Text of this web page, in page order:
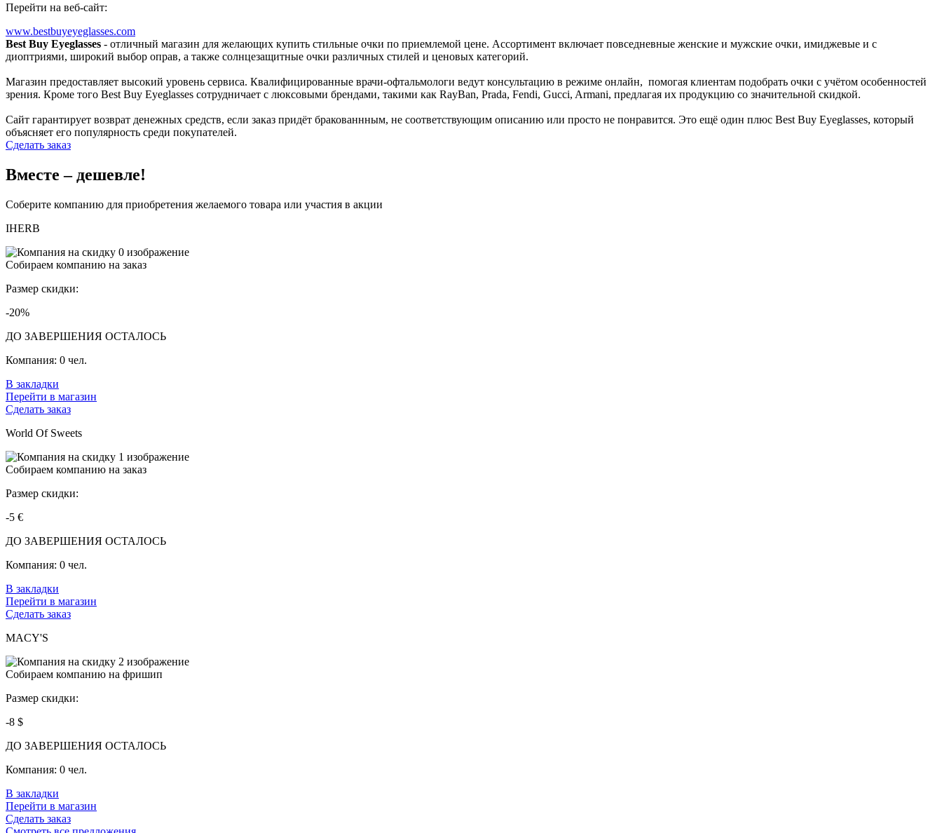
Перейти на веб-сайт:
www.bestbuyeyeglasses.com
Best Buy Eyeglasses - отличный магазин для желающих купить стильные очки по приемлемой цене. Ассортимент включает повседневные женские и мужские очки, имиджевые и с
диоптриями, широкий выбор оправ, а также солнцезащитные очки различных стилей и ценовых категорий.
Магазин предоставляет высокий уровень сервиса. Квалифицированные врачи-офтальмологи ведут консультацию в режиме онлайн, помогая клиентам подобрать очки с учётом особенностей
зрения. Кроме того Best Buy Eyeglasses сотрудничает с люксовыми брендами, такими как RayBan, Prada, Fendi, Gucci, Armani, предлагая их продукцию со значительной скидкой.
Сайт гарантирует возврат денежных средств, если заказ придёт бракованнным, не соответствующим описанию или просто не понравится. Это ещё один плюс Best Buy Eyeglasses, который
объясняет его популярность среди покупателей.
Сделать заказ
Вместе – дешевле!
Соберите компанию для приобретения желаемого товара или участия в акции
IHERB
Собираем компанию на заказ
Размер скидки:
-20%
ДО ЗАВЕРШЕНИЯ ОСТАЛОСЬ
Компания: 0 чел.
В закладки
Перейти в магазин
Сделать заказ
World Of Sweets
Собираем компанию на заказ
Размер скидки:
-5 €
ДО ЗАВЕРШЕНИЯ ОСТАЛОСЬ
Компания: 0 чел.
В закладки
Перейти в магазин
Сделать заказ
MACY'S
Собираем компанию на фришип
Размер скидки:
-8 $
ДО ЗАВЕРШЕНИЯ ОСТАЛОСЬ
Компания: 0 чел.
В закладки
Перейти в магазин
Сделать заказ